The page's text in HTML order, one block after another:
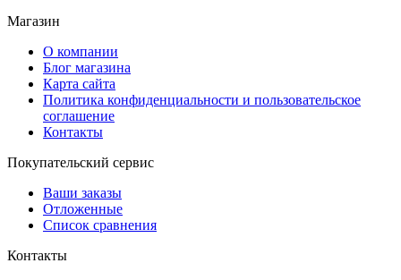
Магазин
О компании
Блог магазина
Карта сайта
Политика конфиденциальности и пользовательское
соглашение
Контакты
Покупательский сервис
Ваши заказы
Отложенные
Список сравнения
Контакты